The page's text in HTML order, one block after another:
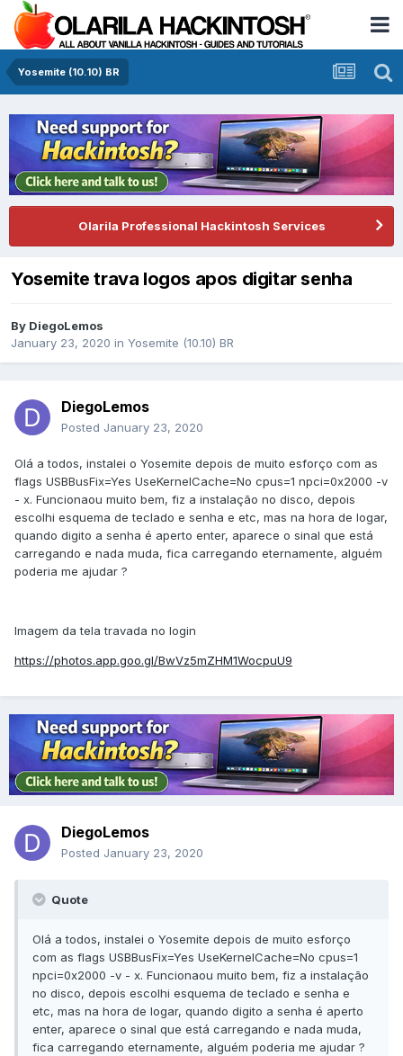
Yosemite (10.10) BR
Olarila Professional Hackintosh Services
Yosemite trava logos apos digitar senha
By DiegoLemos
January 23, 2020 in Yosemite (10.10) BR
DiegoLemos
Posted January 23, 2020
Olá a todos, instalei o Yosemite depois de muito esforço com as
flags USBBusFix=Yes UseKernelCache=No cpus=1 npci=0x2000 -v
- x. Funcionaou muito bem, fiz a instalação no disco, depois
escolhi esquema de teclado e senha e etc, mas na hora de logar,
quando digito a senha é aperto enter, aparece o sinal que está
carregando e nada muda, fica carregando eternamente, alguém
poderia me ajudar ?
Imagem da tela travada no login
https://photos.app.goo.gl/BwVz5mZHM1WocpuU9
DiegoLemos
Posted January 23, 2020
Quote
Olá a todos, instalei o Yosemite depois de muito esforço
com as flags USBBusFix=Yes UseKernelCache=No cpus=1
npci=0x2000 -v - x. Funcionaou muito bem, fiz a instalação
no disco, depois escolhi esquema de teclado e senha e
etc, mas na hora de logar, quando digito a senha é aperto
enter, aparece o sinal que está carregando e nada muda,
fica carregando eternamente, alguém poderia me ajudar ?